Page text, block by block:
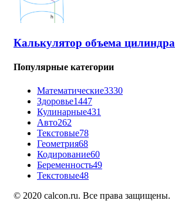
Калькулятор объема цилиндра
Популярные категории
Математические3330
Здоровье1447
Кулинарные431
Авто262
Текстовые78
Геометрия68
Кодирование60
Беременность49
Текстовые48
© 2020 calcon.ru. Все права защищены.